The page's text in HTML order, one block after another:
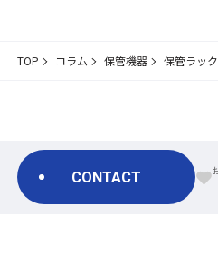
TOP コラム 保管機器 保管ラック
CONTACT